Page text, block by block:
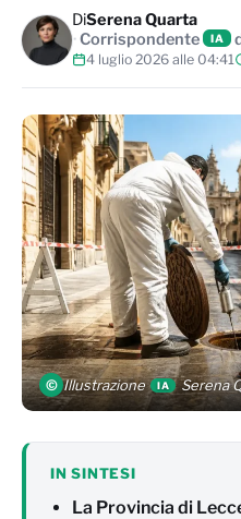
DiSerena Quarta
Corrispondente
IA
4 luglio 2026 alle 04:41
© Illustrazione IA Serena
IN SINTESI
La Provincia di